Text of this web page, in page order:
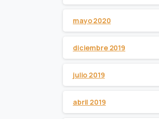
mayo 2020
diciembre 2019
julio 2019
abril 2019